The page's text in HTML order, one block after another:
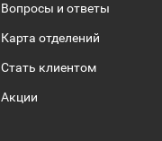
Вопросы и ответы
Карта отделений
Стать клиентом
Акции